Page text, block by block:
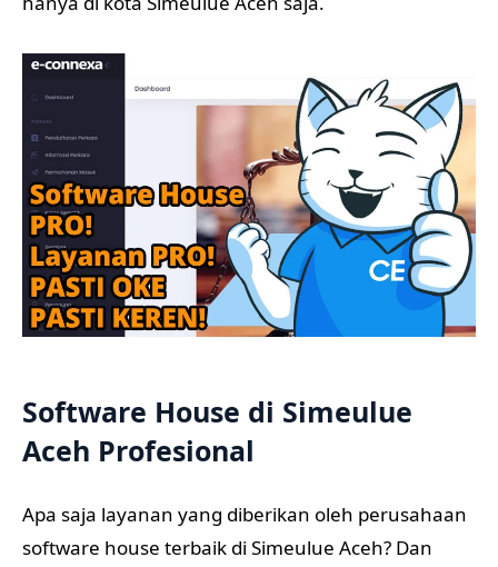
Software House di Simeulue
Aceh Profesional
Apa saja layanan yang diberikan oleh perusahaan
software house terbaik di Simeulue Aceh? Dan